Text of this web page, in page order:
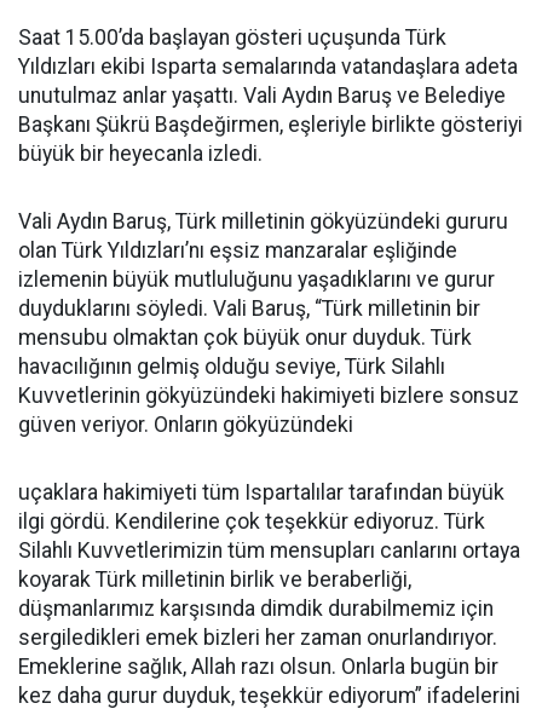
Saat 15.00’da başlayan gösteri uçuşunda Türk
Yıldızları ekibi Isparta semalarında vatandaşlara adeta
unutulmaz anlar yaşattı. Vali Aydın Baruş ve Belediye
Başkanı Şükrü Başdeğirmen, eşleriyle birlikte gösteriyi
büyük bir heyecanla izledi.
Vali Aydın Baruş, Türk milletinin gökyüzündeki gururu
olan Türk Yıldızları’nı eşsiz manzaralar eşliğinde
izlemenin büyük mutluluğunu yaşadıklarını ve gurur
duyduklarını söyledi. Vali Baruş, “Türk milletinin bir
mensubu olmaktan çok büyük onur duyduk. Türk
havacılığının gelmiş olduğu seviye, Türk Silahlı
Kuvvetlerinin gökyüzündeki hakimiyeti bizlere sonsuz
güven veriyor. Onların gökyüzündeki
uçaklara hakimiyeti tüm Ispartalılar tarafından büyük
ilgi gördü. Kendilerine çok teşekkür ediyoruz. Türk
Silahlı Kuvvetlerimizin tüm mensupları canlarını ortaya
koyarak Türk milletinin birlik ve beraberliği,
düşmanlarımız karşısında dimdik durabilmemiz için
sergiledikleri emek bizleri her zaman onurlandırıyor.
Emeklerine sağlık, Allah razı olsun. Onlarla bugün bir
kez daha gurur duyduk, teşekkür ediyorum” ifadelerini